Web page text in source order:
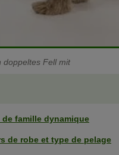
doppeltes Fell mit
famille dynamique
de robe et type de pelage